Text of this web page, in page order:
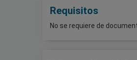
Requisitos
No se requiere de